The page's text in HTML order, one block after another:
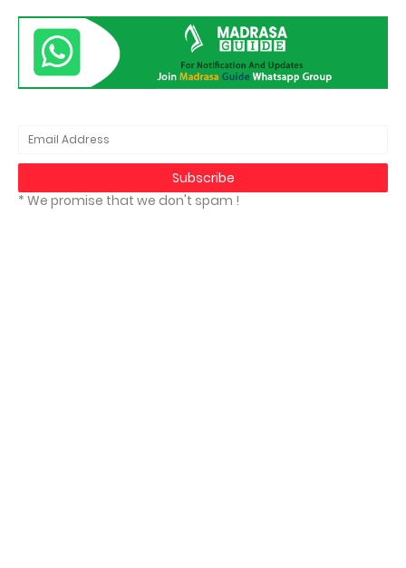
* We promise that we don't spam !